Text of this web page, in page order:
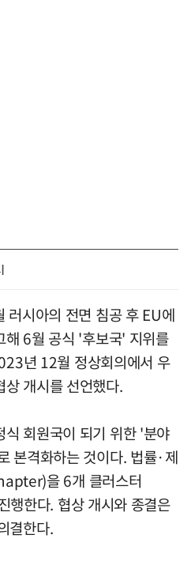
시아의 전면 침공 후 EU에
해 6월 공식 '후보국' 지위를
년 12월 정상회의에서 우
개시를 선언했다.
회원국이 되기 위한 '분야
본격화하는 것이다. 법률·제
을 6개 클러스터
행한다. 협상 개시와 종결은
결한다.